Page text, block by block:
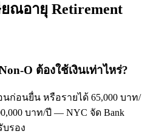
ณอายุ Retirement
O ต้องใช้เงินเท่าไหร่?
นก่อนยื่น หรือรายได้ 65,000 บาท/
บาท/ปี — NYC จัด Bank
บรอง